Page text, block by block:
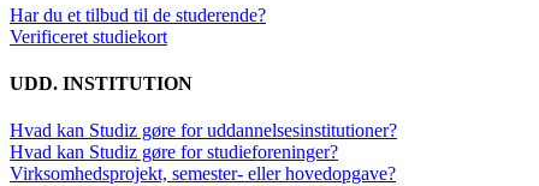
Har du et tilbud til de studerende?
Verificeret studiekort
UDD. INSTITUTION
Hvad kan Studiz gøre for uddannelsesinstitutioner?
Hvad kan Studiz gøre for studieforeninger?
Virksomhedsprojekt, semester- eller hovedopgave?